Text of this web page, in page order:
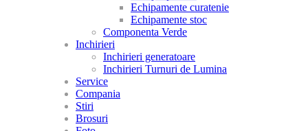
Echipamente curatenie
Echipamente stoc
Componenta Verde
Inchirieri
Inchirieri generatoare
Inchirieri Turnuri de Lumina
Service
Compania
Stiri
Brosuri